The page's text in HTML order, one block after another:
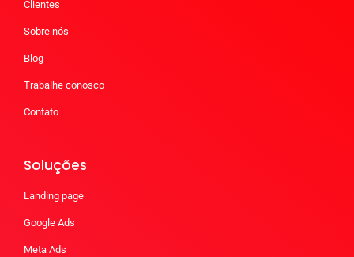
Clientes
Sobre nós
Blog
Trabalhe conosco
Contato
Soluções
Landing page
Google Ads
Meta Ads